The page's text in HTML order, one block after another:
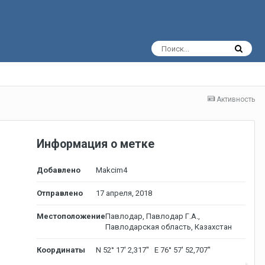
Активность
Информация о метке
Добавлено Makcim4
Отправлено 17 апреля, 2018
МестоположениеПавлодар, Павлодар Г.А.,
Павлодарская область, Казахстан
Координаты N 52° 17' 2,317'' E 76° 57' 52,707''